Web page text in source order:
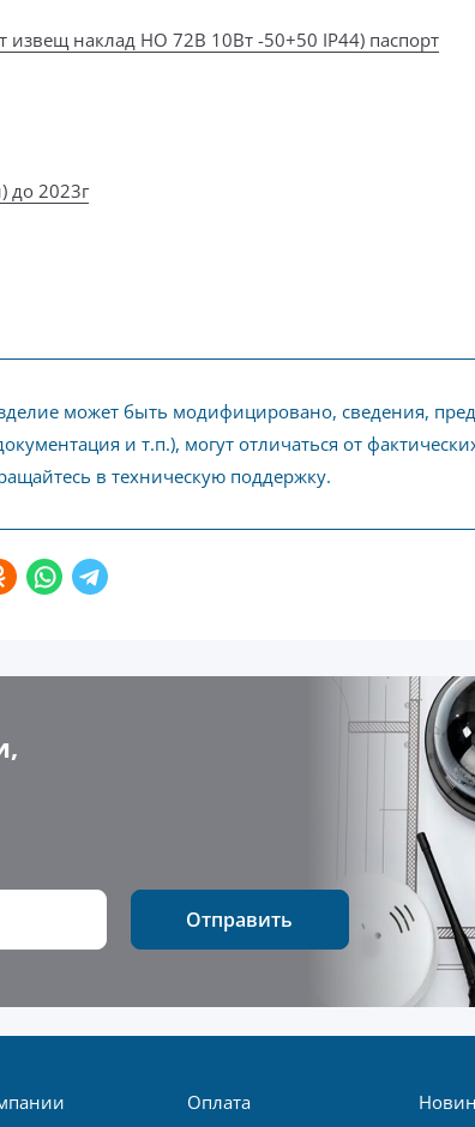
извещ наклад НО 72В 10Вт -50+50 IP44) паспорт
до 2023г
может быть модифицировано, сведения,
и т.п.), могут отличаться от
в техническую поддержку.
Отправить
Оплата